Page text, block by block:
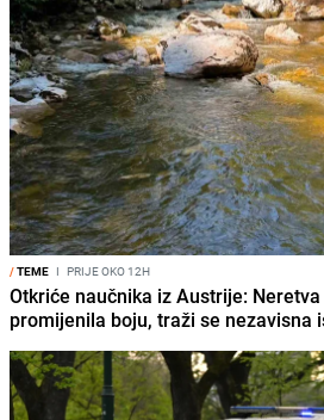
/TEME I PRIJE OKO 12H
Otkriće naučnika iz Austrije:
promijenila boju, traži se nezavisna